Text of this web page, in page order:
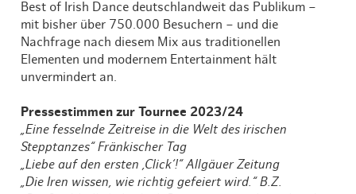
Best of Irish Dance deutschlandweit das Publikum –
mit bisher über 750.000 Besuchern – und die
Nachfrage nach diesem Mix aus traditionellen
Elementen und modernem Entertainment hält
unvermindert an.
Pressestimmen zur Tournee 2023/24
„Eine fesselnde Zeitreise in die Welt des irischen
Stepptanzes“ Fränkischer Tag
„Liebe auf den ersten ‚Click‘!“ Allgäuer Zeitung
„Die Iren wissen, wie richtig gefeiert wird.“ B.Z.